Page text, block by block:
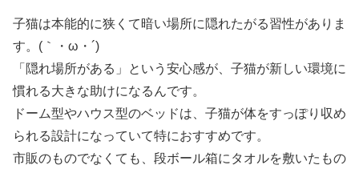
子猫は本能的に狭くて暗い場所に隠れたがる習性がありま
す。(｀・ω・´)
「隠れ場所がある」という安心感が、子猫が新しい環境に
慣れる大きな助けになるんです。
ドーム型やハウス型のベッドは、子猫が体をすっぽり収め
られる設計になっていて特におすすめです。
市販のものでなくても、段ボール箱にタオルを敷いたもの